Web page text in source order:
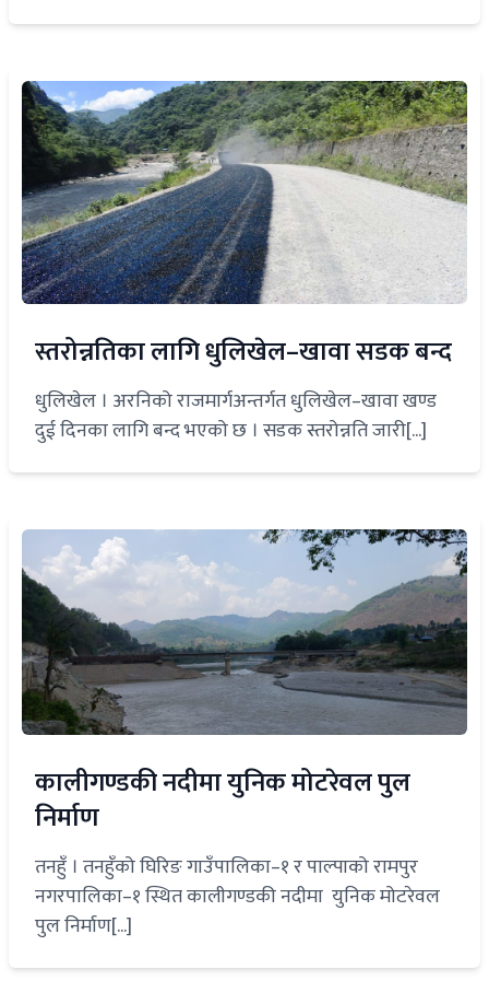
स्तरोन्नतिका लागि धुलिखेल–खावा सडक बन्द
धुलिखेल । अरनिको राजमार्गअन्तर्गत धुलिखेल–खावा खण्ड
दुई दिनका लागि बन्द भएको छ । सडक स्तरोन्नति जारी[...]
कालीगण्डकी नदीमा युनिक मोटरेवल पुल
निर्माण
तनहुँ । तनहुँको घिरिङ गाउँपालिका–१ र पाल्पाको रामपुर
नगरपालिका–१ स्थित कालीगण्डकी नदीमा युनिक मोटरेवल
पुल निर्माण[...]